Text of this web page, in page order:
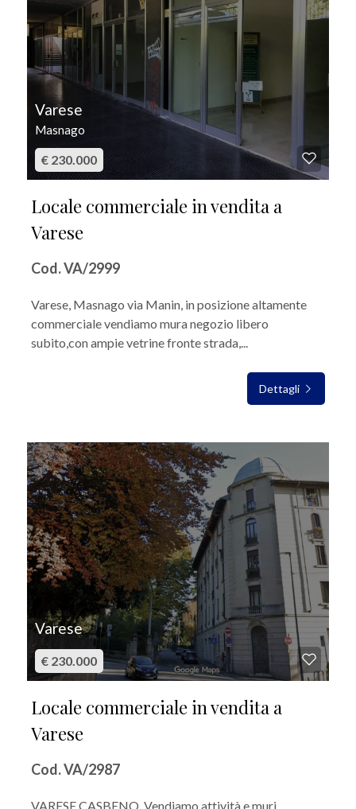
Varese
Masnago
€ 230.000
Locale commerciale in vendita a
Varese
Cod. VA/2999
Varese, Masnago via Manin, in posizione altamente
commerciale vendiamo mura negozio libero
subito,con ampie vetrine fronte strada,...
Dettagli
Varese
€ 230.000
Locale commerciale in vendita a
Varese
Cod. VA/2987
VARESE CASBENO. Vendiamo attività e muri